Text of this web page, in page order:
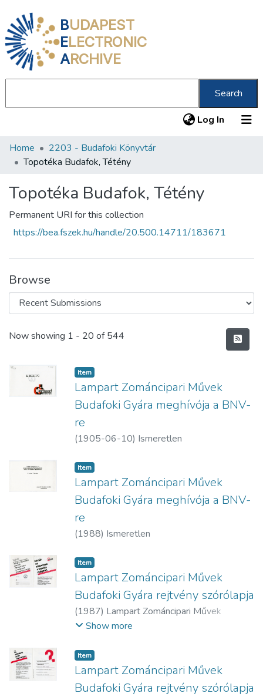
BUDAPEST
ELECTRONIC
ARCHIVE
Search
Log In (current)
Communities & Collections
Statistics
About us
Home
2203 - Budafoki Könyvtár
Topotéka Budafok, Tétény
Topotéka Budafok, Tétény
Permanent URI for this collection
https://bea.fszek.hu/handle/20.500.14711/183671
Browse
Recent Submissions
Now showing 1 - 20 of 544
Item
Lampart Zománcipari Művek
Budafoki Gyára meghívója a BNV-
re
(1905-06-10) Ismeretlen
Item
Lampart Zománcipari Művek
Budafoki Gyára meghívója a BNV-
re
(1988) Ismeretlen
Item
Lampart Zománcipari Művek
Budafoki Gyára rejtvény szórólapja
(1987) Lampart Zománcipari Művek
Budafoki Gyára
Show more
Item
Lampart Zománcipari Művek
Budafoki Gyára rejtvény szórólapja